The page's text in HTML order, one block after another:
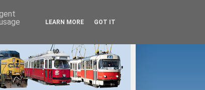
LEARN MORE GOT IT